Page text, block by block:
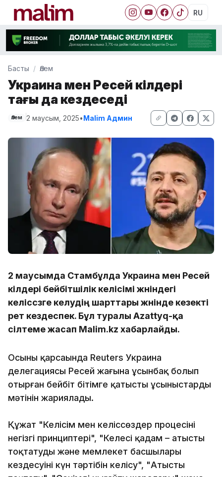
RU
Басты Әлем
Украина мен Ресей өкілдері
тағы да кездеседі
Әлем 2 маусым, 2025•Malim Админ
2 маусымда Стамбұлда Украина мен Ресей
өкілдері бейбітшілік келісімі жөніндегі
келіссөзге келудің шарттары жөнінде кезекті
рет кездеспек. Бұл туралы Azattyq-қа
сілтеме жасап Malim.kz хабарлайды.
Осының қарсаңында Reuters Украина
делегациясы Ресей жағына ұсынбақ болып
отырған бейбіт бітімге қатысты ұсыныстардың
мәтінін жариялады.
Құжат "Келісім мен келіссөздер процесінің
негізгі принциптері", "Келесі қадам – атысты
тоқтатудың және мемлекет басшылары
кездесуінің күн тәртібін келісу", "Атысты